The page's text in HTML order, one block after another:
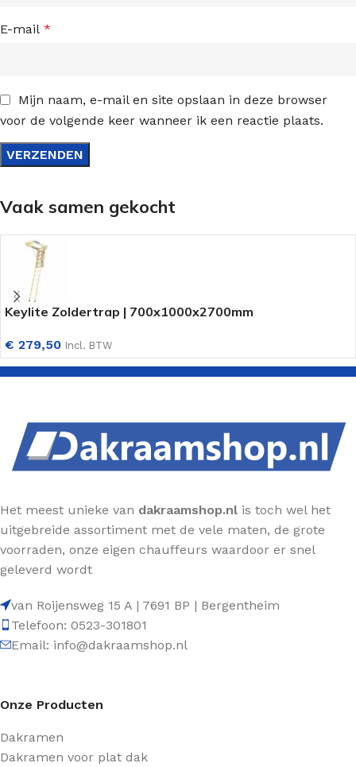
E-mail *
Mijn naam, e-mail en site opslaan in deze browser
voor de volgende keer wanneer ik een reactie plaats.
Vaak samen gekocht
Keylite Zoldertrap | 700x1000x2700mm
€ 279,50 Incl. BTW
Het meest unieke van dakraamshop.nl is toch wel het
uitgebreide assortiment met de vele maten, de grote
voorraden, onze eigen chauffeurs waardoor er snel
geleverd wordt
van Roijensweg 15 A | 7691 BP | Bergentheim
Telefoon: 0523-301801
Email: info@dakraamshop.nl
Onze Producten
Dakramen
Dakramen voor plat dak